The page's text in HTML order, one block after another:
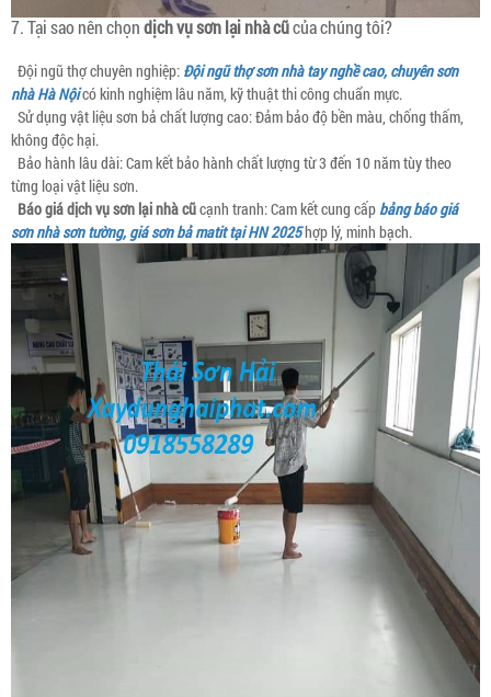
7. Tại sao nên chọndịch vụ sơn lại nhà cũcủa chúng tôi?
Đội ngũ thợ chuyên nghiệp: Đội ngũ thợ sơn nhà tay nghề cao, chuyên sơn
nhà Hà Nộicó kinh nghiệm lâu năm, kỹ thuật thi công chuẩn mực.
Sử dụng vật liệu sơn bả chất lượng cao: Đảm bảo độ bền màu, chống thấm,
không độc hại.
Bảo hành lâu dài: Cam kết bảo hành chất lượng từ 3 đến 10 năm tùy theo
từng loại vật liệu sơn.
Báo giá dịch vụ sơn lại nhà cũcạnh tranh: Cam kết cung cấpbảng báo giá
sơn nhà sơn tường, giá sơn bả matit tại HN 2025hợp lý, minh bạch.